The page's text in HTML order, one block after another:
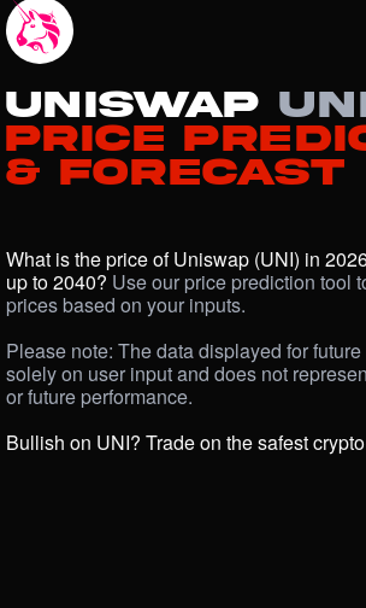
Uniswap
Price
& Forecast
What is the price of Uniswap (UNI) in
up to 2040? Use our price prediction tool
prices based on your inputs.
Please note: The data displayed for
solely on user input and does not
or future performance.
Bullish on UNI? Trade on the safest